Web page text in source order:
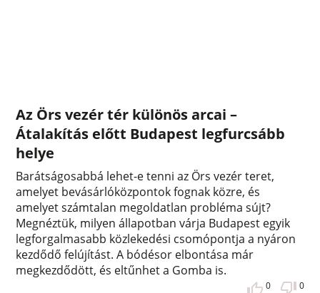
Az Örs vezér tér különös arcai –
Átalakítás előtt Budapest legfurcsább
helye
Barátságosabbá lehet-e tenni az Örs vezér teret,
amelyet bevásárlóközpontok fognak közre, és
amelyet számtalan megoldatlan probléma sújt?
Megnéztük, milyen állapotban várja Budapest egyik
legforgalmasabb közlekedési csomópontja a nyáron
kezdődő felújítást. A bódésor elbontása már
megkezdődött, és eltűnhet a Gomba is.
0 0